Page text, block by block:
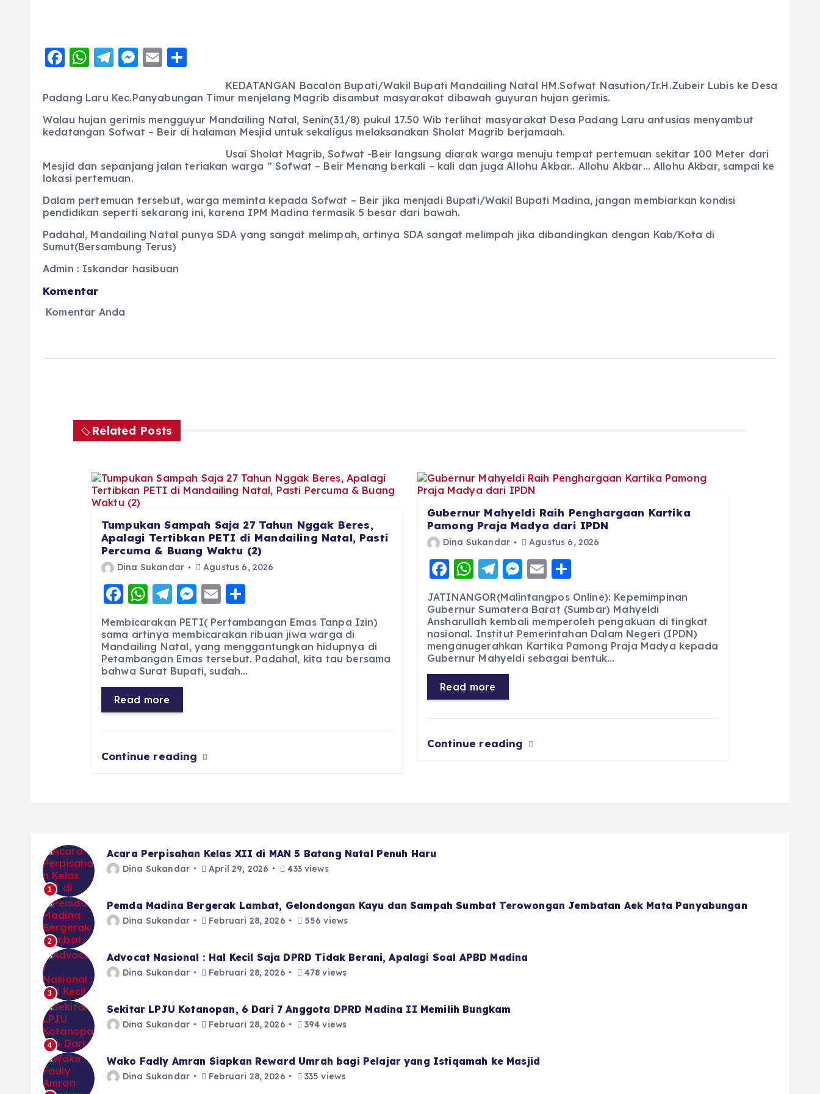
F
c
e
b
o
k
W
a
ts
A
p
T
e
g
r
m
M
ss
e
n
er
E
ai
l
a
re
KEDATANGAN Bacalon Bupati/Wakil Bupati Mandailing Natal HM.Sofwat Nasution/Ir.H.Zubeir Lubis ke Desa
Padang Laru Kec.Panyabungan Timur menjelang Magrib disambut masyarakat dibawah guyuran hujan gerimis.
Walau hujan gerimis mengguyur Mandailing Natal, Senin(31/8) pukul 17.50 Wib terlihat masyarakat Desa Padang Laru antusias menyambut
kedatangan Sofwat – Beir di halaman Mesjid untuk sekaligus melaksanakan Sholat Magrib berjamaah.
Usai Sholat Magrib, Sofwat -Beir langsung diarak warga menuju tempat pertemuan sekitar 100 Meter dari
Mesjid dan sepanjang jalan teriakan warga ” Sofwat – Beir Menang berkali – kali dan juga Allohu Akbar.. Allohu Akbar… Allohu Akbar, sampai ke
lokasi pertemuan.
Dalam pertemuan tersebut, warga meminta kepada Sofwat – Beir jika menjadi Bupati/Wakil Bupati Madina, jangan membiarkan kondisi
pendidikan seperti sekarang ini, karena IPM Madina termasik 5 besar dari bawah.
Padahal, Mandailing Natal punya SDA yang sangat melimpah, artinya SDA sangat melimpah jika dibandingkan dengan Kab/Kota di
Sumut(Bersambung Terus)
Admin : Iskandar hasibuan
Komentar
Komentar Anda
Related Posts
Tumpukan Sampah Saja 27 Tahun Nggak Beres,
Apalagi Tertibkan PETI di Mandailing Natal, Pasti
Percuma & Buang Waktu (2)
Dina Sukandar Agustus 6, 2026
F
a
c
e
b
o
o
k
W
h
a
ts
A
p
p
T
el
e
g
r
a
m
M
e
ss
e
n
E
m
ai
l
h
a
re
Membicarakan PETI( Pertambangan Emas Tanpa Izin)
sama artinya membicarakan ribuan jiwa warga di
Mandailing Natal, yang menggantungkan hidupnya di
Petambangan Emas tersebut. Padahal, kita tau bersama
bahwa Surat Bupati, sudah…
Read more
Continue reading
Gubernur Mahyeldi Raih Penghargaan Kartika
Pamong Praja Madya dari IPDN
Dina Sukandar Agustus 6, 2026
F
a
c
e
b
o
o
k
W
h
a
ts
A
p
p
T
el
e
g
r
a
M
e
ss
e
n
g
E
ai
l
h
a
re
JATINANGOR(Malintangpos Online): Kepemimpinan
Gubernur Sumatera Barat (Sumbar) Mahyeldi
Ansharullah kembali memperoleh pengakuan di tingkat
nasional. Institut Pemerintahan Dalam Negeri (IPDN)
menganugerahkan Kartika Pamong Praja Madya kepada
Gubernur Mahyeldi sebagai bentuk…
Read more
Continue reading
1
Acara Perpisahan Kelas XII di MAN 5 Batang Natal Penuh Haru
Dina Sukandar April 29, 2026 433 views
2
Pemda Madina Bergerak Lambat, Gelondongan Kayu dan Sampah Sumbat Terowongan Jembatan Aek Mata Panyabungan
Dina Sukandar Februari 28, 2026 556 views
3
Advocat Nasional : Hal Kecil Saja DPRD Tidak Berani, Apalagi Soal APBD Madina
Dina Sukandar Februari 28, 2026 478 views
4
Sekitar LPJU Kotanopan, 6 Dari 7 Anggota DPRD Madina II Memilih Bungkam
Dina Sukandar Februari 28, 2026 394 views
Wako Fadly Amran Siapkan Reward Umrah bagi Pelajar yang Istiqamah ke Masjid
Dina Sukandar Februari 28, 2026 335 views